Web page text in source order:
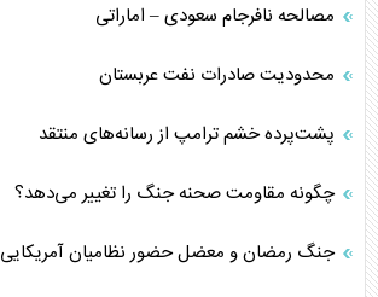
مصالحه نافرجام سعودی – اماراتی
محدودیت صادرات نفت عربستان
پشت‌پرده خشم ترامپ از رسانه‌های منتقد
چگونه مقاومت صحنه جنگ را تغییر می‌دهد؟
جنگ رمضان و معضل حضور نظامیان آمریکایی